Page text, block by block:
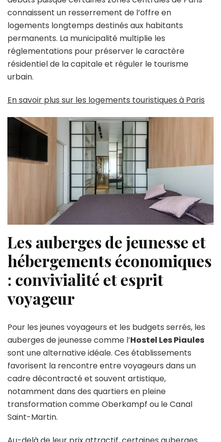
connaissent un resserrement de l’offre en
logements longtemps destinés aux habitants
permanents. La municipalité multiplie les
réglementations pour préserver le caractère
résidentiel de la capitale et réguler le tourisme
urbain.
En savoir plus sur les logements touristiques à Paris
Les auberges de jeunesse et
hébergements économiques
: convivialité et esprit
voyageur
Pour les jeunes voyageurs et les budgets serrés, les
auberges de jeunesse comme l’Hostel Les Piaules
sont une alternative idéale. Ces établissements
favorisent la rencontre entre voyageurs dans un
cadre décontracté et souvent artistique,
notamment dans des quartiers en pleine
transformation comme Oberkampf ou le Canal
Saint-Martin.